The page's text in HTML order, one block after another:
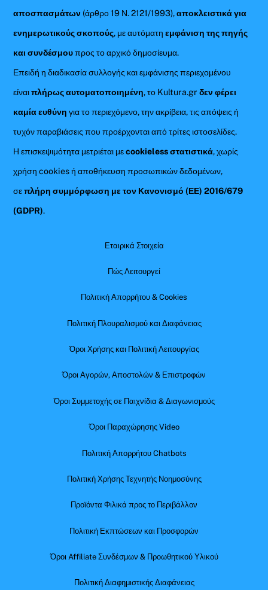
αποσπασμάτων (άρθρο 19 Ν. 2121/1993),αποκλειστικά για
ενημερωτικούς σκοπούς, με αυτόματηεμφάνιση της πηγής
και συνδέσμουπρος το αρχικό δημοσίευμα.
Επειδή η διαδικασία συλλογής και εμφάνισης περιεχομένου
είναιπλήρως αυτοματοποιημένη, το Kultura.grδεν φέρει
καμία ευθύνη για το περιεχόμενο, την ακρίβεια, τις απόψεις ή
τυχόν παραβιάσεις που προέρχονται από τρίτες ιστοσελίδες.
Η επισκεψιμότητα μετριέται μεcookieless στατιστικά, χωρίς
χρήση cookies ή αποθήκευση προσωπικών δεδομένων,
σεπλήρη συμμόρφωση με τον Κανονισμό (ΕΕ) 2016/679
(GDPR).
Εταιρικά Στοιχεία
Πώς Λειτουργεί
Πολιτική Απορρήτου & Cookies
Πολιτική Πλουραλισμού και Διαφάνειας
Όροι Χρήσης και Πολιτική Λειτουργίας
Όροι Αγορών, Αποστολών & Επιστροφών
Όροι Συμμετοχής σε Παιχνίδια & Διαγωνισμούς
Όροι Παραχώρησης Video
Πολιτική Απορρήτου Chatbots
Πολιτική Χρήσης Τεχνητής Νοημοσύνης
Προϊόντα Φιλικά προς το Περιβάλλον
Πολιτική Εκπτώσεων και Προσφορών
Όροι Affiliate Συνδέσμων & Προωθητικού Υλικού
Πολιτική Διαφημιστικής Διαφάνειας